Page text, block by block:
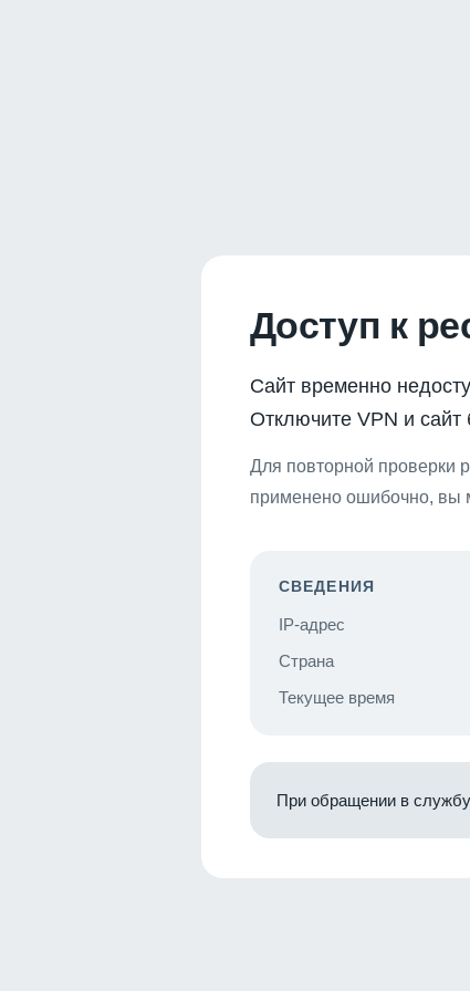
Доступ к
Сайт временно
Отключите VPN и сайт
Для повторной проверки
применено ошибочно, вы
СВЕДЕНИЯ
IP-адрес
Страна
Текущее время
При обращении в